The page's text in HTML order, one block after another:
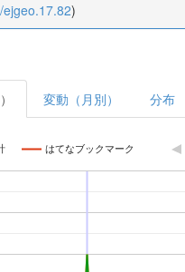
)
変動（月別） 分布
はてなブックマーク